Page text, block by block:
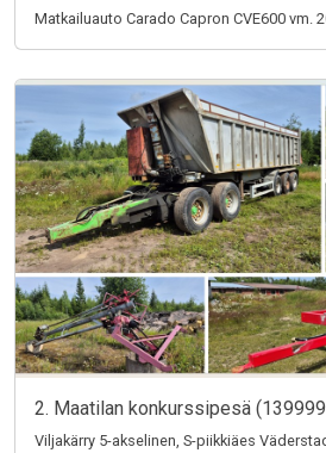
Matkailuauto Carado Capron CVE600 vm.
2. Maatilan konkurssipesä
Viljakärry 5-akselinen, S-piikkiäes